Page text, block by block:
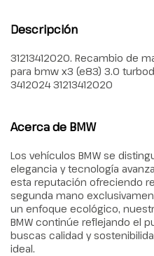
Descripción
31213412020. Recambio de
para bmw x3 (e83) 3.0
3412024 31213412020
Acerca de BMW
Los vehículos BMW se
elegancia y tecnología
esta reputación ofreciendo
segunda mano
un enfoque ecológico,
BMW continúe reflejando el
buscas calidad y
ideal.